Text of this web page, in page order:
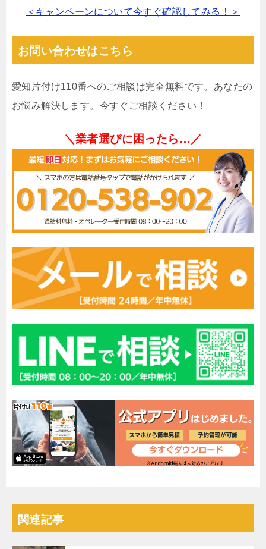
＜キャンペーンについて今すぐ確認してみる！＞
お問い合わせはこちら
愛知片付け110番へのご相談は完全無料です。あなたの
お悩み解決します。今すぐご相談ください！
＼業者選びに困ったら…／
関連記事